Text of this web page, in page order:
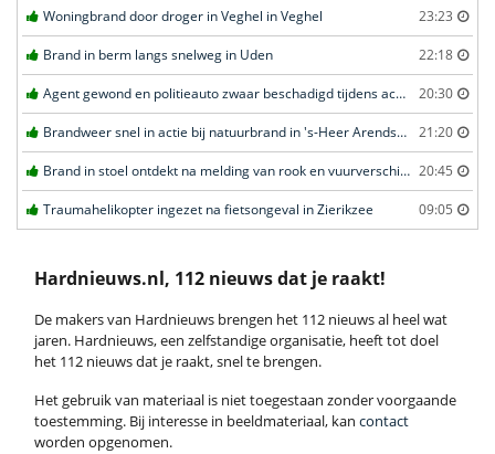
Woningbrand door droger in Veghel in Veghel 23:23
Brand in berm langs snelweg in Uden 22:18
Agent gewond en politieauto zwaar beschadigd tijdens achtervolging in Uden 20:30
Brandweer snel in actie bij natuurbrand in 's-Heer Arendskerke 21:20
Brand in stoel ontdekt na melding van rook en vuurverschijnselen in portiekflat in Rotterdam 20:45
Traumahelikopter ingezet na fietsongeval in Zierikzee 09:05
Hardnieuws.nl, 112 nieuws dat je raakt!
De makers van Hardnieuws brengen het 112 nieuws al heel wat
jaren. Hardnieuws, een zelfstandige organisatie, heeft tot doel
het 112 nieuws dat je raakt, snel te brengen.
Het gebruik van materiaal is niet toegestaan zonder voorgaande
toestemming. Bij interesse in beeldmateriaal, kan contact
worden opgenomen.